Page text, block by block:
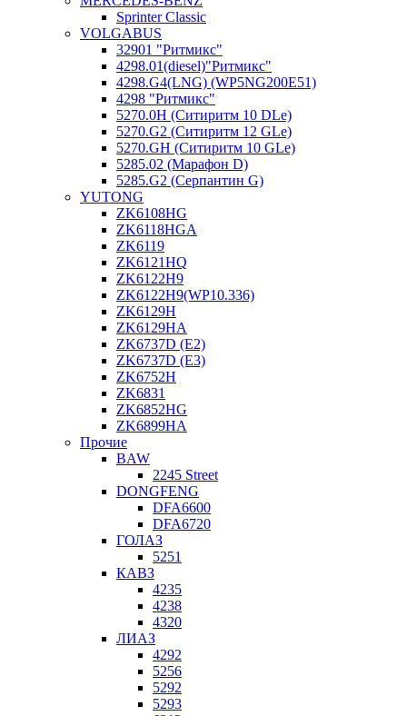
Sprinter Classic
VOLGABUS
32901 "Ритмикc"
4298.01(diesel)"Ритмикс"
4298.G4(LNG) (WP5NG200E51)
4298 "Ритмикс"
5270.0H (Ситиритм 10 DLe)
5270.G2 (Ситиритм 12 GLe)
5270.GH (Ситиритм 10 GLe)
5285.02 (Марафон D)
5285.G2 (Серпантин G)
YUTONG
ZK6108HG
ZK6118HGA
ZK6119
ZK6121HQ
ZK6122H9
ZK6122H9(WP10.336)
ZK6129H
ZK6129HA
ZK6737D (E2)
ZK6737D (E3)
ZK6752H
ZK6831
ZK6852HG
ZK6899HA
Прочие
BAW
2245 Street
DONGFENG
DFA6600
DFA6720
ГОЛАЗ
5251
КАВЗ
4235
4238
4320
ЛИАЗ
4292
5256
5292
5293